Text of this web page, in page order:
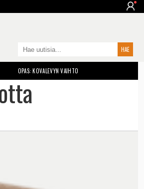
OPAS: KOVALEVYN VAIHTO